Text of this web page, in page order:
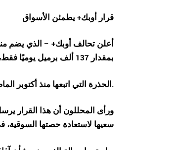
قرارأوبك+يطمئن الأسواق
أعلن تحالف أوبك+ – الذي يضم
بمقدار 137 ألف برميل يوميًا فقط، محافظًا على الوتيرة
الحذرة التي اتبعها منذ أكتوبر الماضي.
ورأى المحللون أن هذا القرار
سعيها لاستعادة حصتها